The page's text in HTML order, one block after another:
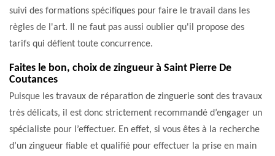
suivi des formations spécifiques pour faire le travail dans les
règles de l'art. Il ne faut pas aussi oublier qu'il propose des
tarifs qui défient toute concurrence.
Faites le bon, choix de zingueur à Saint Pierre De
Coutances
Puisque les travaux de réparation de zinguerie sont des travaux
très délicats, il est donc strictement recommandé d’engager un
spécialiste pour l’effectuer. En effet, si vous êtes à la recherche
d’un zingueur fiable et qualifié pour effectuer la prise en main